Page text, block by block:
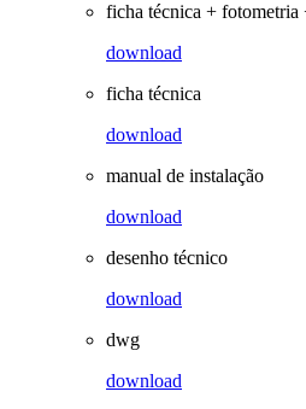
ficha técnica + fotometria
download
ficha técnica
download
manual de instalação
download
desenho técnico
download
dwg
download